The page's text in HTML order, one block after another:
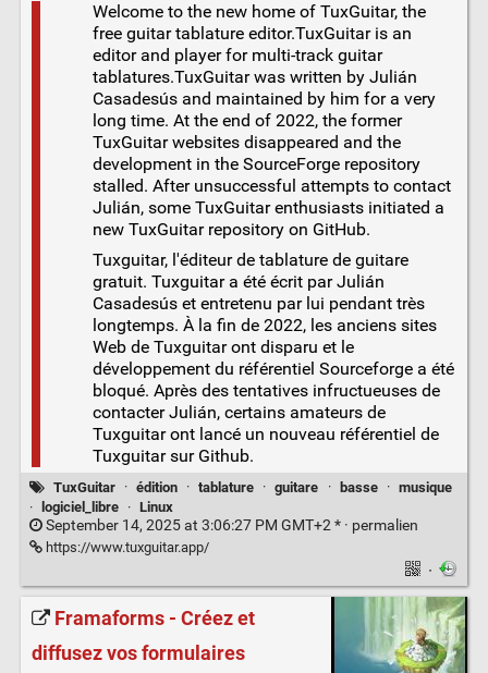
Welcome to the new home of TuxGuitar, the
free guitar tablature editor.TuxGuitar is an
editor and player for multi-track guitar
tablatures.TuxGuitar was written by Julián
Casadesús and maintained by him for a very
long time. At the end of 2022, the former
TuxGuitar websites disappeared and the
development in the SourceForge repository
stalled. After unsuccessful attempts to contact
Julián, some TuxGuitar enthusiasts initiated a
new TuxGuitar repository on GitHub.
Tuxguitar, l'éditeur de tablature de guitare
gratuit. Tuxguitar a été écrit par Julián
Casadesús et entretenu par lui pendant très
longtemps. À la fin de 2022, les anciens sites
Web de Tuxguitar ont disparu et le
développement du référentiel Sourceforge a été
bloqué. Après des tentatives infructueuses de
contacter Julián, certains amateurs de
Tuxguitar ont lancé un nouveau référentiel de
Tuxguitar sur Github.
TuxGuitar · édition · tablature · guitare · basse · musique
·
logiciel_libre · Linux
September 14, 2025 at 3:06:27 PM GMT+2 * · permalien
https://www.tuxguitar.app/
·
Framaforms - Créez et
diffusez vos formulaires